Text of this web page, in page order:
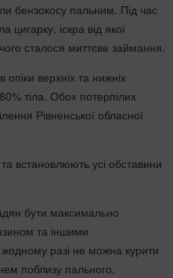
бензокосу пальним. Під час
цигарку, іскра від якої
сталося миттєве займання.
опіки верхніх та нижніх
тіла. Обох потерпілих
Рівненської обласної
встановлюють усі обставини
бути максимально
та іншими
разі не можна курити
поблизу пального,